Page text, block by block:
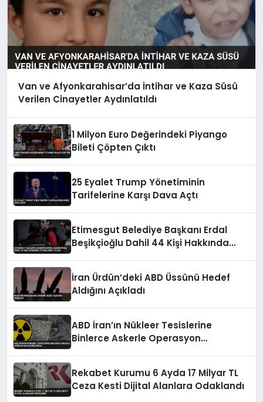
Van ve Afyonkarahisar’da İntihar ve Kaza Süsü
Verilen Cinayetler Aydınlatıldı
1 Milyon Euro Değerindeki Piyango
Bileti Çöpten Çıktı
25 Eyalet Trump Yönetiminin
Tarifelerine Karşı Dava Açtı
Etimesgut Belediye Başkanı Erdal
Beşikçioğlu Dahil 44 Kişi Hakkında
İran Ürdün’deki ABD Üssünü Hedef
Aldığını Açıkladı
ABD İran’ın Nükleer Tesislerine
Binlerce Askerle Operasyon
Rekabet Kurumu 6 Ayda 17 Milyar TL
Ceza Kesti Dijital Alanlara Odaklandı